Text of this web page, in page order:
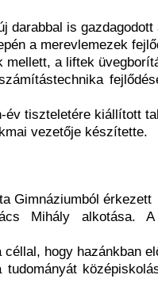
darabbal is
a merevlemezek
mellett, a liftek
év tiszteletére kiállított
vezetője készítette.
Gimnáziumból érkezett
Mihály alkotása.
hogy hazánkban